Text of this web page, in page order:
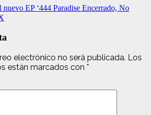
nuevo EP ‘444 Paradise Encerrado, No
electrónico no será publicada. Los
están marcados con *